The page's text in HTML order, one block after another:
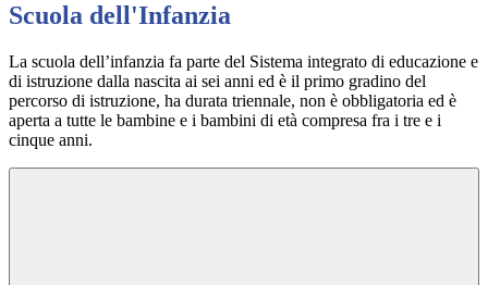
Scuola dell'Infanzia
La scuola dell’infanzia fa parte del Sistema integrato di educazione e
di istruzione dalla nascita ai sei anni ed è il primo gradino del
percorso di istruzione, ha durata triennale, non è obbligatoria ed è
aperta a tutte le bambine e i bambini di età compresa fra i tre e i
cinque anni.